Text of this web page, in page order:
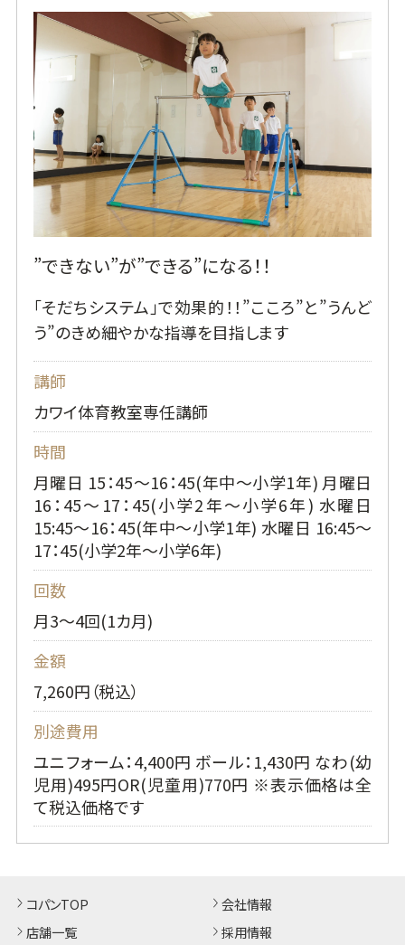
”できない”が”できる”になる！！
「そだちシステム」で効果的！！”こころ”と”うんど
う”のきめ細やかな指導を目指します
講師
カワイ体育教室専任講師
時間
月曜日 15：45～16：45(年中～小学1年) 月曜日
16：45～17：45(小学2年～小学6年) 水曜日
15:45～16：45(年中～小学1年) 水曜日 16:45～
17：45(小学2年～小学6年)
回数
月3～4回(1カ月)
金額
7,260円（税込）
別途費用
ユニフォーム：4,400円 ボール：1,430円 なわ(幼
児用)495円OR(児童用)770円 ※表示価格は全
て税込価格です
コパンTOP
店舗一覧
会社情報
採用情報